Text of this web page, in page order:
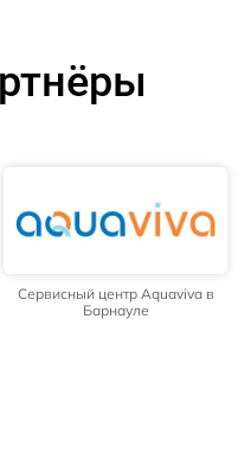
Сервисный центр Aquaviva в
Барнауле